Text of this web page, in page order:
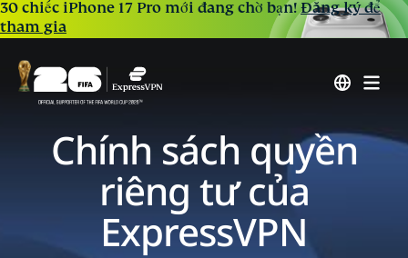
30 chiếc iPhone 17 Pro mới đang chờ bạn!Đăng ký để
tham gia
Chính sách quyền
riêng tư của
ExpressVPN